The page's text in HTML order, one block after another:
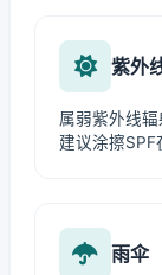
紫外
属弱紫外线辐
建议涂擦SPF
雨伞